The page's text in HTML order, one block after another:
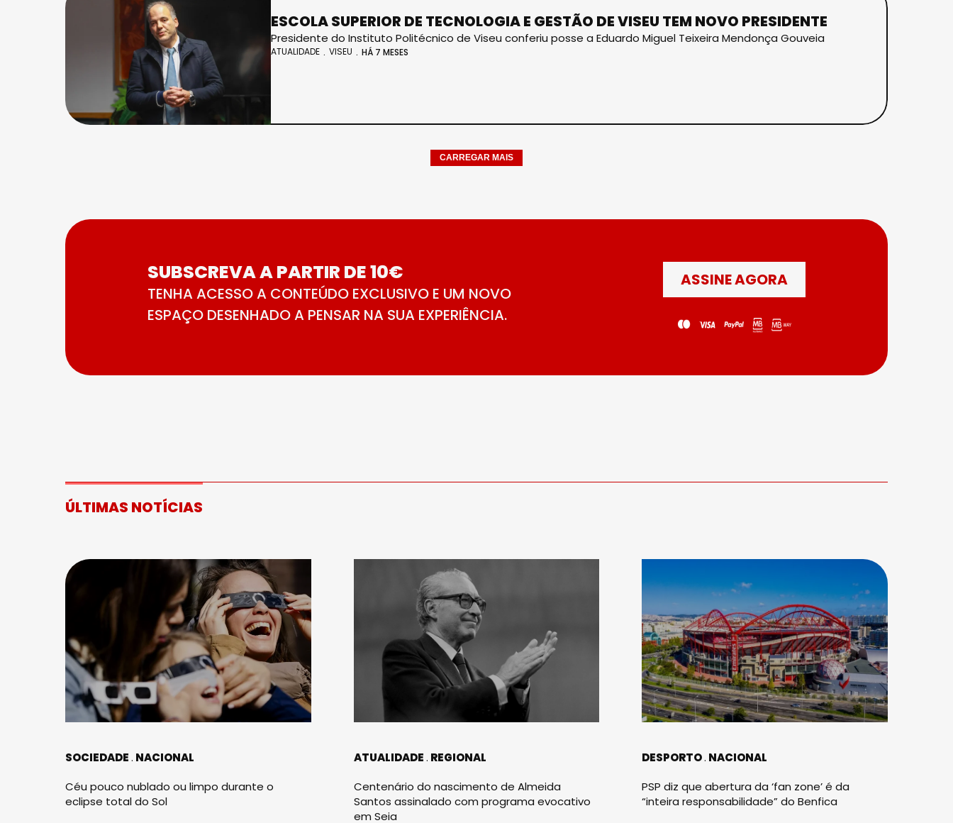
ESCOLA SUPERIOR DE TECNOLOGIA E GESTÃO DE VISEU TEM NOVO PRESIDENTE
Presidente do Instituto Politécnico de Viseu conferiu posse a Eduardo Miguel Teixeira Mendonça Gouveia
ATUALIDADE VISEU HÁ 7 MESES
CARREGAR MAIS
SUBSCREVA A PARTIR DE 10€
TENHA ACESSO A CONTEÚDO EXCLUSIVO E UM NOVO
ESPAÇO DESENHADO A PENSAR NA SUA EXPERIÊNCIA.
ASSINE AGORA
ÚLTIMAS NOTÍCIAS
SOCIEDADE NACIONAL
Céu pouco nublado ou limpo durante o
eclipse total do Sol
ATUALIDADE REGIONAL
Centenário do nascimento de Almeida
Santos assinalado com programa evocativo
em Seia
DESPORTO NACIONAL
PSP diz que abertura da ‘fan zone’ é da
“inteira responsabilidade” do Benfica